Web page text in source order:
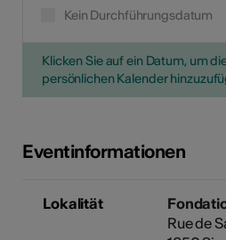
Kein Durchführungsdatum
Klicken Sie auf ein Datum, um
persönlichen Kalender
Eventinformationen
Lokalität
Rue de